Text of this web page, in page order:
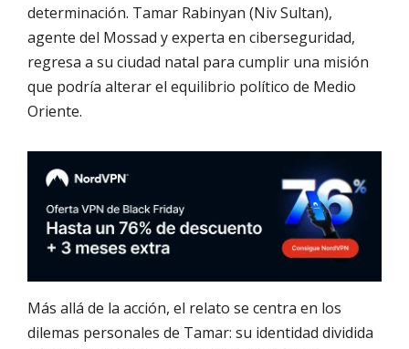
determinación. Tamar Rabinyan (Niv Sultan),
agente del Mossad y experta en ciberseguridad,
regresa a su ciudad natal para cumplir una misión
que podría alterar el equilibrio político de Medio
Oriente.
Más allá de la acción, el relato se centra en los
dilemas personales de Tamar: su identidad dividida